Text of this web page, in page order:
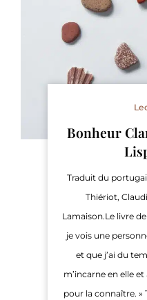
Bonheur
Traduit du
Thiériot,
Lamaison.Le livre
je vois une
et que j’ai du
m’incarne en elle
pour la connaître. »